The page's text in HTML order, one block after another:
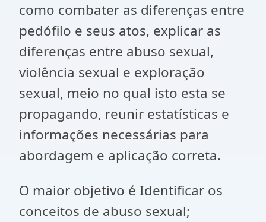
como combater as diferenças entre
pedófilo e seus atos, explicar as
diferenças entre abuso sexual,
violência sexual e exploração
sexual, meio no qual isto esta se
propagando, reunir estatísticas e
informações necessárias para
abordagem e aplicação correta.
O maior objetivo é Identificar os
conceitos de abuso sexual;